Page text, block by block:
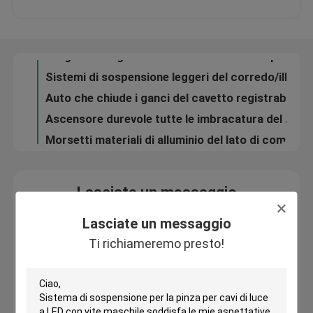
Lasciate un messaggio
Ti richiameremo presto!
Giro della fabbrica
Richieda una citazione
Pinze di presa del cavetto registrabile
Lasciate un messaggio